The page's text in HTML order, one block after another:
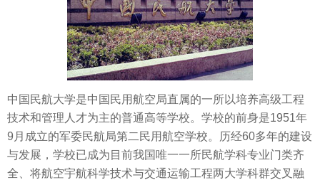
中国民航大学是中国民用航空局直属的一所以培养高级工程
技术和管理人才为主的普通高等学校。学校的前身是1951年
9月成立的军委民航局第二民用航空学校。历经60多年的建设
与发展，学校已成为目前我国唯一一所民航学科专业门类齐
全、将航空宇航科学技术与交通运输工程两大学科群交叉融